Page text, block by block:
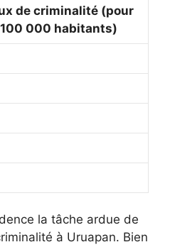
de criminalité (pour
100 000 habitants)
la tâche ardue de
à Uruapan. Bien